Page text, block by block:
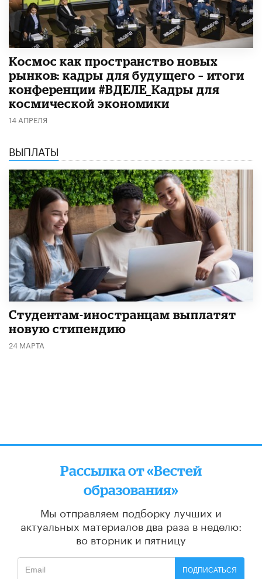
Космос как пространство новых
рынков: кадры для будущего – итоги
конференции #ВДЕЛЕ_Кадры для
космической экономики
14 АПРЕЛЯ
ВЫПЛАТЫ
Студентам-иностранцам выплатят
новую стипендию
24 МАРТА
Рассылка от «Вестей
образования»
Мы отправляем подборку лучших и
актуальных материалов два раза в неделю:
во вторник и пятницу
ПОДПИСАТЬСЯ